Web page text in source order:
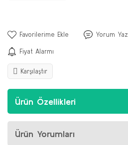
Yorum Yaz
Fiyat Alarmı
Karşılaştır
Ürün Özellikleri
Ürün Yorumları